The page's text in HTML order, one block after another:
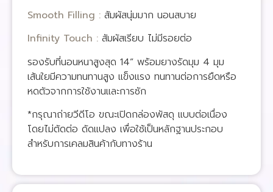
Smooth Filling : สัมผัสนุ่มมาก นอนสบาย
Infinity Touch : สัมผัสเรียบ ไม่มีรอยต่อ
รองรับที่นอนหนาสูงสุด 14” พร้อมยางรัดมุม 4 มุม
เส้นใยมีความทนทานสูง แข็งแรง ทนทานต่อการยืดหรือ
หดตัวจากการใช้งานและการซัก
*กรุณาถ่ายวีดีโอ ขณะเปิดกล่องพัสดุ แบบต่อเนื่อง
โดยไม่ตัดต่อ ดัดแปลง เพื่อใช้เป็นหลักฐานประกอบ
สำหรับการเคลมสินค้ากับทางร้าน